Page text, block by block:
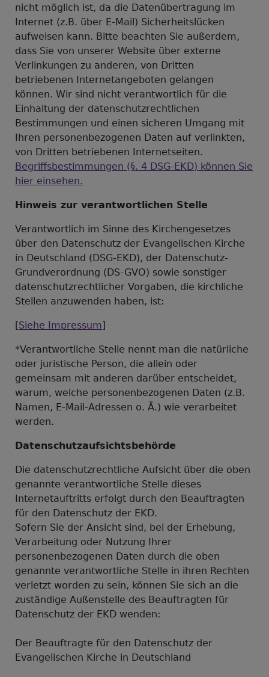
nicht möglich ist, da die Datenübertragung im
Internet (z.B. über E-Mail) Sicherheitslücken
aufweisen kann. Bitte beachten Sie außerdem,
dass Sie von unserer Website über externe
Verlinkungen zu anderen, von Dritten
betriebenen Internetangeboten gelangen
können. Wir sind nicht verantwortlich für die
Einhaltung der datenschutzrechtlichen
Bestimmungen und einen sicheren Umgang mit
Ihren personenbezogenen Daten auf verlinkten,
von Dritten betriebenen Internetseiten.
Begriffsbestimmungen (§. 4 DSG-EKD) können Sie
hier einsehen.
Hinweis zur verantwortlichen Stelle
Verantwortlich im Sinne des Kirchengesetzes
über den Datenschutz der Evangelischen Kirche
in Deutschland (DSG-EKD), der Datenschutz-
Grundverordnung (DS-GVO) sowie sonstiger
datenschutzrechtlicher Vorgaben, die kirchliche
Stellen anzuwenden haben, ist:
[Siehe Impressum]
*Verantwortliche Stelle nennt man die natürliche
oder juristische Person, die allein oder
gemeinsam mit anderen darüber entscheidet,
warum, welche personenbezogenen Daten (z.B.
Namen, E-Mail-Adressen o. Ä.) wie verarbeitet
werden.
Datenschutzaufsichtsbehörde
Die datenschutzrechtliche Aufsicht über die oben
genannte verantwortliche Stelle dieses
Internetauftritts erfolgt durch den Beauftragten
für den Datenschutz der EKD.
Sofern Sie der Ansicht sind, bei der Erhebung,
Verarbeitung oder Nutzung Ihrer
personenbezogenen Daten durch die oben
genannte verantwortliche Stelle in ihren Rechten
verletzt worden zu sein, können Sie sich an die
zuständige Außenstelle des Beauftragten für
Datenschutz der EKD wenden:
Der Beauftragte für den Datenschutz der
Evangelischen Kirche in Deutschland